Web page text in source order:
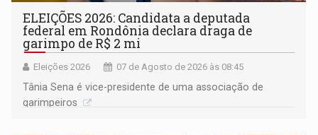
ELEIÇÕES 2026: Candidata a deputada
federal em Rondônia declara draga de
garimpo de R$ 2 mi
Eleições 2026 07 de Agosto de 2026 às 08:45
Tânia Sena é vice-presidente de uma associação de
garimpeiros